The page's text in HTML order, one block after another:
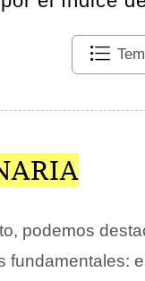
podemos
fundamentales: el